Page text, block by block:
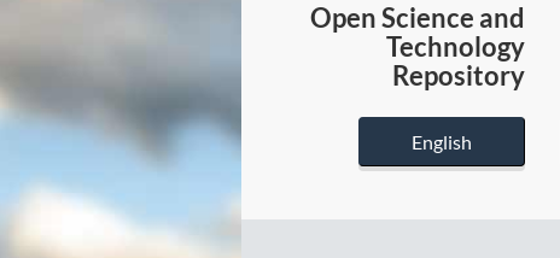
Open Science and
Technology
Repository
English